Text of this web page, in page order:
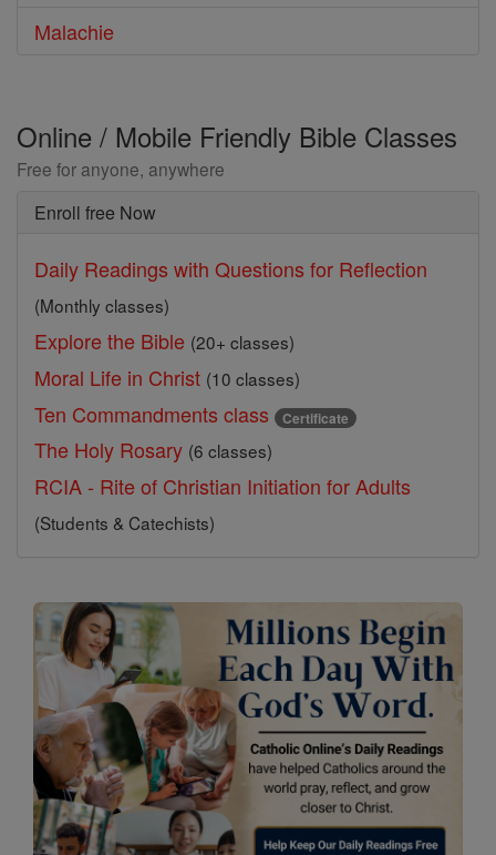
Malachie
Online / Mobile Friendly Bible Classes
Free for anyone, anywhere
Enroll free Now
Daily Readings with Questions for Reflection
(Monthly classes)
Explore the Bible (20+ classes)
Moral Life in Christ (10 classes)
Ten Commandments class Certificate
The Holy Rosary (6 classes)
RCIA - Rite of Christian Initiation for Adults
(Students & Catechists)